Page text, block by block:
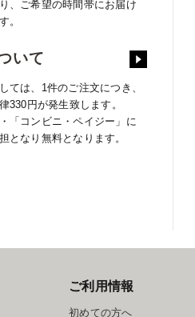
、ご希望の時間帯にお届け
。
いて
ては、1件のご注文につき、
330円が発生致します。
「コンビニ・ペイジー」に
となり無料となります。
ご利用情報
初めての方へ